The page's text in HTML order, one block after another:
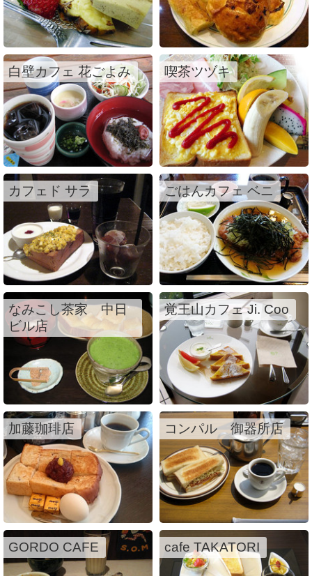
白壁カフェ 花ごよみ 喫茶ツヅキ
カフェド サラ ごはんカフェ ベニ
なみこし茶家 中日
ビル店
覚王山カフェ Ji. Coo
加藤珈琲店 コンパル 御器所店
GORDO CAFE cafe TAKATORI